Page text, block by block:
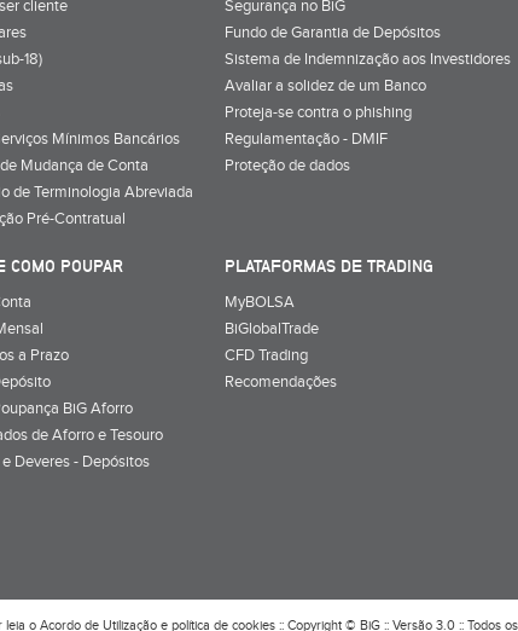
cliente
18)
Mínimos Bancários
Mudança de Conta
de Terminologia Abreviada
Pré-Contratual
Segurança no BiG
Fundo de Garantia de Depósitos
Sistema de Indemnização aos Investidores
Avaliar a solidez de um Banco
Proteja-se contra o phishing
Regulamentação - DMIF
Proteção de dados
COMO POUPAR
a Prazo
BiG Aforro
de Aforro e Tesouro
Deveres - Depósitos
PLATAFORMAS DE TRADING
MyBOLSA
BiGlobalTrade
CFD Trading
Recomendações
leia o Acordo de Utilizaçãoe política de cookies:: Copyright © BiG :: Versão 3.0 :: Todos